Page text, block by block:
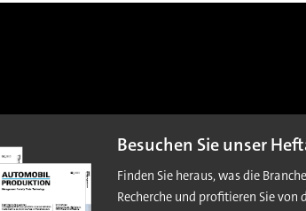
Besuchen Sie unser
Finden Sie heraus, was die
Recherche und profitieren Sie